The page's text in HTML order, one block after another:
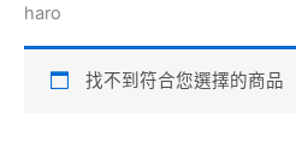
haro
找不到符合您選擇的商品